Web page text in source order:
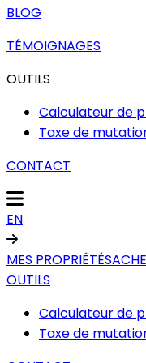
BLOG
TÉMOIGNAGES
OUTILS
Calculateur de
Taxe de
CONTACT
EN
MES PROPRIÉTÉS
OUTILS
Calculateur de
Taxe de